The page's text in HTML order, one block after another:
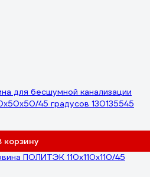
для бесшумной канализации
45 градусов 130135545
корзину